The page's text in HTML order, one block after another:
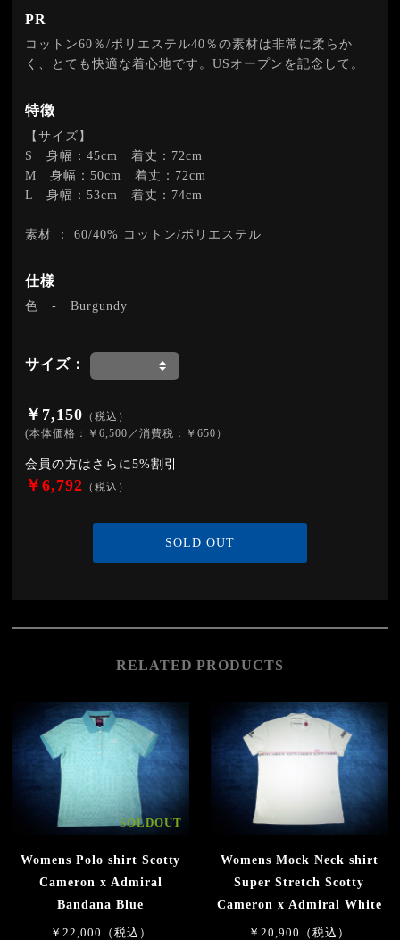
PR
コットン60％/ポリエステル40％の素材は非常に柔らか
く、とても快適な着心地です。USオープンを記念して。
特徴
【サイズ】
S 身幅：45cm 着丈：72cm
M 身幅：50cm 着丈：72cm
L 身幅：53cm 着丈：74cm
素材 ： 60/40% コットン/ポリエステル
仕様
色 -Burgundy
サイズ：
￥7,150 （税込）
(本体価格：￥6,500／消費税：￥650）
会員の方はさらに5%割引
￥6,792 （税込）
SOLD OUT
RELATED PRODUCTS
SOLDOUT
Womens Polo shirt Scotty
Cameron x Admiral
Bandana Blue
￥22,000（税込）
Womens Mock Neck shirt
Super Stretch Scotty
Cameron x Admiral White
￥20,900（税込）